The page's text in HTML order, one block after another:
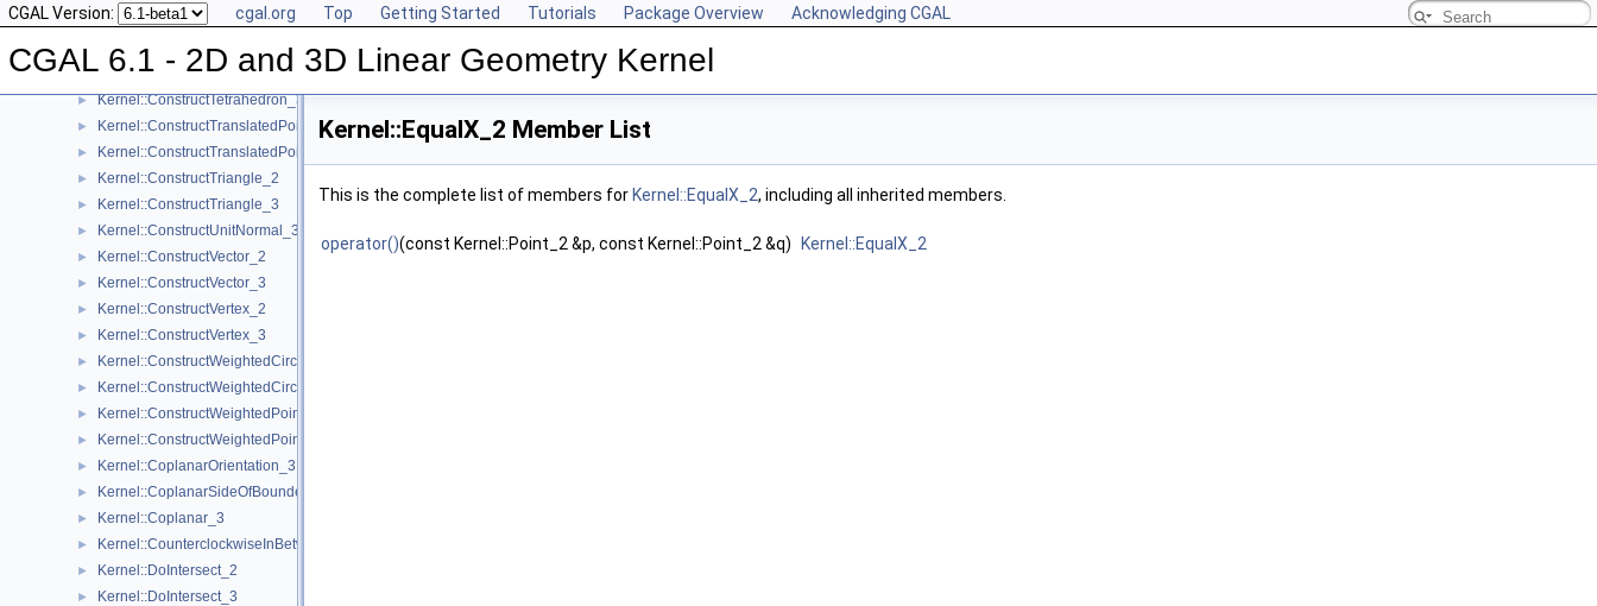
CGAL Version: cgal.org Top Getting Started Tutorials Package Overview Acknowledging CGAL
CGAL 6.1 - 2D and 3D Linear Geometry Kernel
► Kernel::ConstructSupportingPlane_3
► Kernel::ConstructTarget_2
► Kernel::ConstructTarget_3
► Kernel::ConstructTetrahedron_3
► Kernel::ConstructTranslatedPoint_2
► Kernel::ConstructTranslatedPoint_3
► Kernel::ConstructTriangle_2
► Kernel::ConstructTriangle_3
► Kernel::ConstructUnitNormal_3
► Kernel::ConstructVector_2
► Kernel::ConstructVector_3
► Kernel::ConstructVertex_2
► Kernel::ConstructVertex_3
► Kernel::ConstructWeightedCircumcenter_2
► Kernel::ConstructWeightedCircumcenter_3
► Kernel::ConstructWeightedPoint_2
► Kernel::ConstructWeightedPoint_3
► Kernel::CoplanarOrientation_3
► Kernel::CoplanarSideOfBoundedCircle_3
► Kernel::Coplanar_3
► Kernel::CounterclockwiseInBetween_2
► Kernel::DoIntersect_2
► Kernel::DoIntersect_3
Kernel::EqualX_2 Member List
This is the complete list of members for Kernel::EqualX_2, including all inherited members.
operator()(const Kernel::Point_2 &p, const Kernel::Point_2 &q) Kernel::EqualX_2